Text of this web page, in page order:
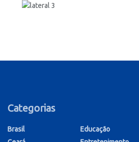
Categorias
Brasil
Educação